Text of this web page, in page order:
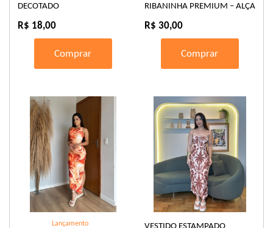
DECOTADO
R$ 18,00
Comprar
RIBANINHA PREMIUM – ALÇA
R$ 30,00
Comprar
Lançamento